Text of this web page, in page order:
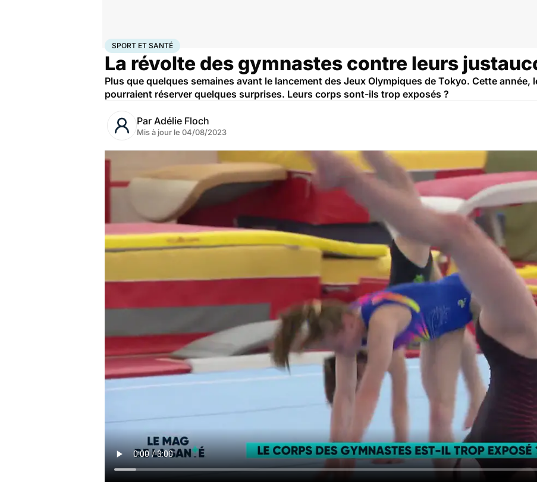
AccueilBien-êtreSport santé
SPORT ET SANTÉ
La révolte des gymnastes contre leurs
Plus que quelques semaines avant le lancement des Jeux Olympiques de Tokyo. Cette année,
pourraient réserver quelques surprises. Leurs corps sont-ils trop exposés ?
Par Adélie Floch
Mis à jour le 04/08/2023